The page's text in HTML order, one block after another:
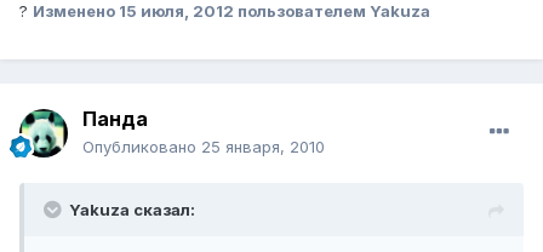
? Изменено 15 июля, 2012 пользователем Yakuza
Панда
Опубликовано 25 января, 2010
Yakuza сказал: